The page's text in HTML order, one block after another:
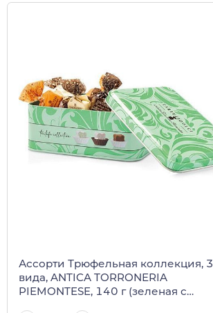
Ассорти Трюфельная коллекция, 3
вида, ANTICA TORRONERIA
PIEMONTESE, 140 г (зеленая с